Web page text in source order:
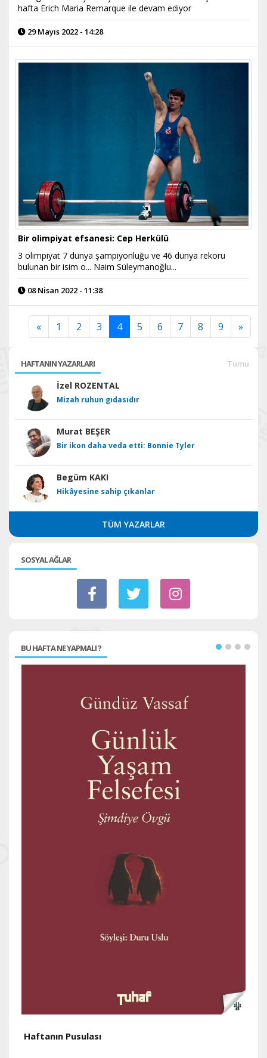
hafta Erich Maria Remarque ile devam ediyor
29 Mayıs 2022 - 14:28
Bir olimpiyat efsanesi: Cep Herkülü
3 olimpiyat 7 dünya şampiyonluğu ve 46 dünya rekoru
bulunan bir isim o... Naim Süleymanoğlu...
08 Nisan 2022 - 11:38
« 1 2 3 4 5 6 7 8 9 »
HAFTANIN YAZARLARI Tümü
İzel ROZENTAL
Mizah ruhun gıdasıdır
Murat BEŞER
Bir ikon daha veda etti: Bonnie Tyler
Begüm KAKI
Hikâyesine sahip çıkanlar
TÜM YAZARLAR
SOSYAL AĞLAR
BU HAFTA NE YAPMALI ?
Haftanın Pusulası